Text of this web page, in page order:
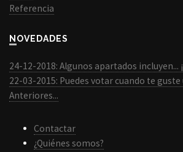
Referencia
NOVEDADES
24-12-2018: Algunos apartados incluyen...
22-03-2015: Puedes votar cuando te
Anteriores...
Contactar
¿Quiénes somos?